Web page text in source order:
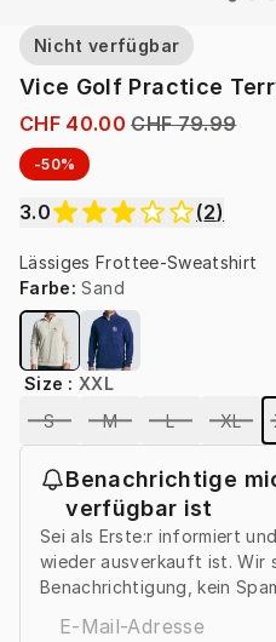
Nicht verfügbar
Vice Golf Practice
CHF 40.00 CHF 79.99
-50%
3.0 (2)
Lässiges Frottee-Sweatshirt
Farbe: Sand
Size : XXL
S
M L XL
Benachrichtige
verfügbar ist
Sei als Erste:r informiert
wieder ausverkauft ist. Wir
Benachrichtigung, kein